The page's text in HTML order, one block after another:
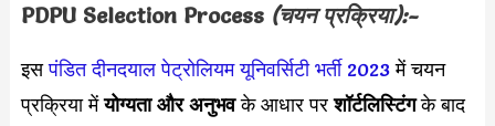
PDPU Selection Process (चयन प्रक्रिया):-
इसपंडित दीनदयाल पेट्रोलियम यूनिवर्सिटी भर्ती 2023में चयन
प्रक्रिया मेंयोग्यता और अनुभवके आधार परशॉर्टलिस्टिंगके बाद